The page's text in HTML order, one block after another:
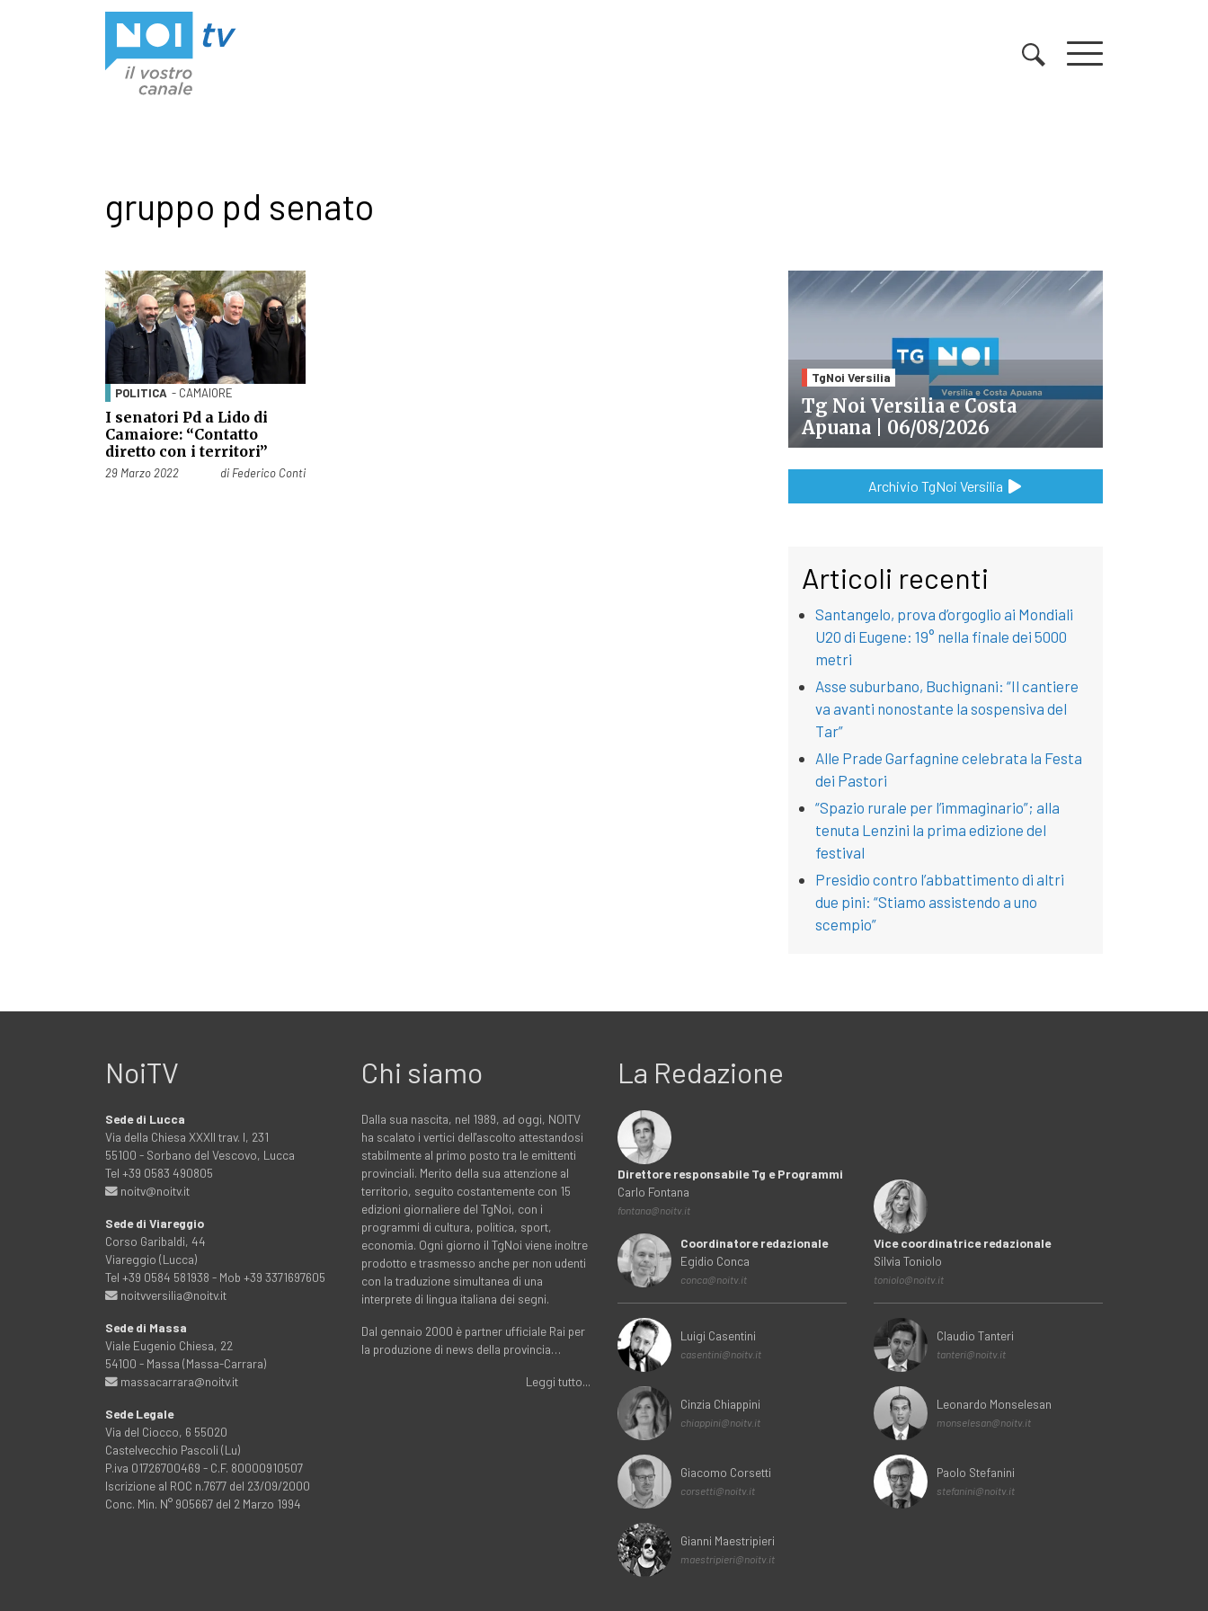
gruppo pd senato
POLITICA - CAMAIORE
I senatori Pd a Lido di
Camaiore: “Contatto
diretto con i territori”
Pubblicato il
29 Marzo 2022 di Federico Conti
TgNoi Versilia
Tg Noi Versilia e Costa
Apuana | 06/08/2026
Archivio TgNoi Versilia
Articoli recenti
Santangelo, prova d’orgoglio ai Mondiali
U20 di Eugene: 19° nella finale dei 5000
metri
Asse suburbano, Buchignani: “Il cantiere
va avanti nonostante la sospensiva del
Tar”
Alle Prade Garfagnine celebrata la Festa
dei Pastori
“Spazio rurale per l’immaginario”; alla
tenuta Lenzini la prima edizione del
festival
Presidio contro l’abbattimento di altri
due pini: “Stiamo assistendo a uno
scempio”
NoiTV
Sede di Lucca
Via della Chiesa XXXII trav. I, 231
55100 - Sorbano del Vescovo, Lucca
Tel +39 0583 490805
noitv@noitv.it
Sede di Viareggio
Corso Garibaldi, 44
Viareggio (Lucca)
Tel +39 0584 581938 - Mob +39 3371697605
noitvversilia@noitv.it
Sede di Massa
Viale Eugenio Chiesa, 22
54100 - Massa (Massa-Carrara)
massacarrara@noitv.it
Sede Legale
Via del Ciocco, 6 55020
Castelvecchio Pascoli (Lu)
P.iva 01726700469 - C.F. 80000910507
Iscrizione al ROC n.7677 del 23/09/2000
Conc. Min. N° 905667 del 2 Marzo 1994
Chi siamo
Dalla sua nascita, nel 1989, ad oggi, NOITV
ha scalato i vertici dell'ascolto attestandosi
stabilmente al primo posto tra le emittenti
provinciali. Merito della sua attenzione al
territorio, seguito costantemente con 15
edizioni giornaliere del TgNoi, con i
programmi di cultura, politica, sport,
economia. Ogni giorno il TgNoi viene inoltre
prodotto e trasmesso anche per non udenti
con la traduzione simultanea di una
interprete di lingua italiana dei segni.
Dal gennaio 2000 è partner ufficiale Rai per
la produzione di news della provincia…
Leggi tutto...
La Redazione
Direttore responsabile Tg e Programmi
Carlo Fontana
fontana@noitv.it
Coordinatore redazionale
Egidio Conca
conca@noitv.it
Luigi Casentini
casentini@noitv.it
Cinzia Chiappini
chiappini@noitv.it
Giacomo Corsetti
corsetti@noitv.it
Gianni Maestripieri
maestripieri@noitv.it
Vice coordinatrice redazionale
Silvia Toniolo
toniolo@noitv.it
Claudio Tanteri
tanteri@noitv.it
Leonardo Monselesan
monselesan@noitv.it
Paolo Stefanini
stefanini@noitv.it